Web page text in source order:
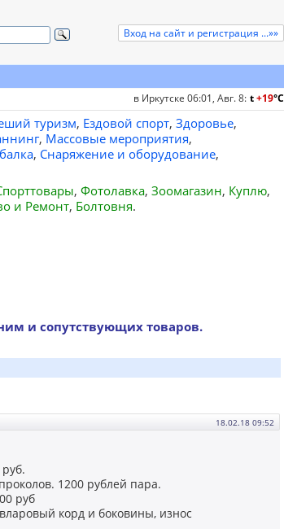
Вход на сайт и регистрация ...»»
в Иркутске 06:01, Авг. 8: t+19°C
туризм, Ездовой спорт, Здоровье,
, Массовые мероприятия,
, Снаряжение и оборудование,
, Фотолавка, Зоомагазин, Куплю,
и Ремонт, Болтовня.
и сопутствующих товаров.
18.02.18 09:52
1200 рублей пара.
руб
корд и боковины, износ